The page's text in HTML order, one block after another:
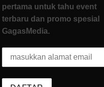
pertama untuk tahu event
terbaru dan promo spesial
GagasMedia.